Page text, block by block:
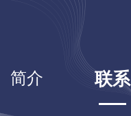
简介 联系